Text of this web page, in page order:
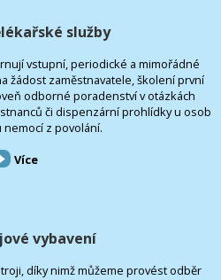
služby
vstupní, periodické a mimořádné
žádost zaměstnavatele, školení první
odborné poradenství v otázkách
či dispenzární prohlídky u osob
nemocí z povolání.
Více
vybavení
díky nimž můžeme provést odběr